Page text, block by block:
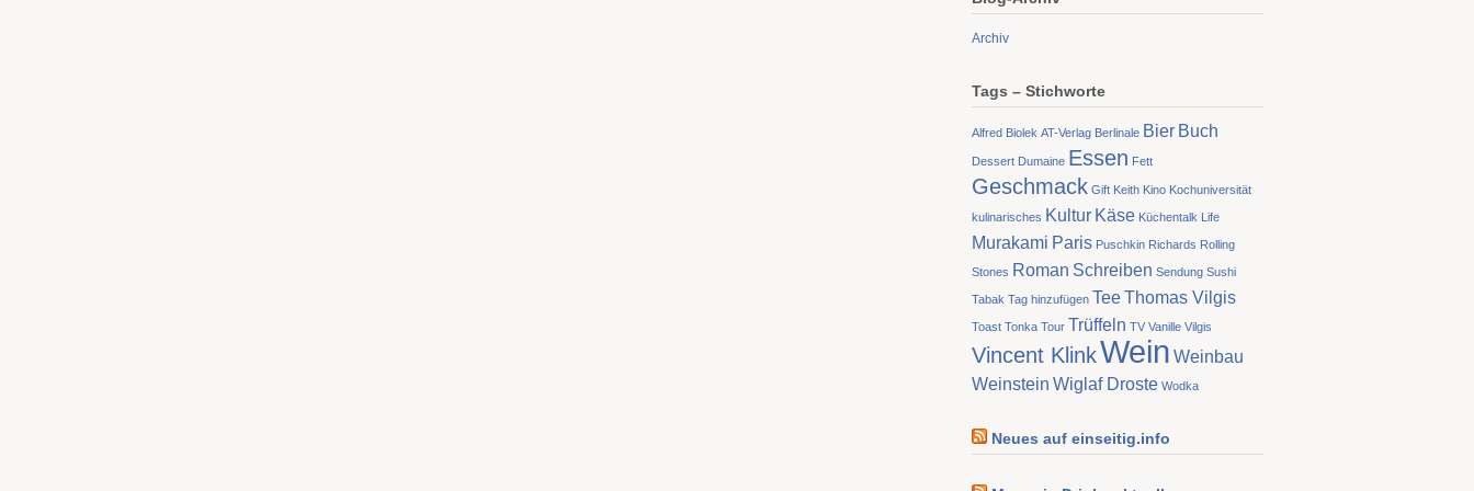
Archiv
Tags – Stichworte
Alfred Biolek AT-Verlag Berlinale Bier Buch
Dessert Dumaine Essen Fett
Geschmack Gift Keith Kino Kochuniversität
kulinarisches Kultur Käse Küchentalk Life
Murakami Paris Puschkin Richards Rolling
Stones Roman Schreiben Sendung Sushi
Tabak Tag hinzufügen TeeThomas Vilgis
Toast Tonka Tour Trüffeln TV Vanille Vilgis
Vincent KlinkWein Weinbau
Weinstein Wiglaf Droste Wodka
Neues auf einseitig.info